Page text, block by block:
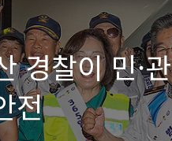
경찰이 민·관
전